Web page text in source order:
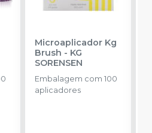
Microaplicador Kg
Brush - KG
SORENSEN
Embalagem com 100
aplicadores